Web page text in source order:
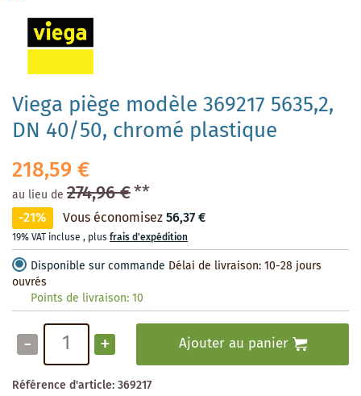
Viega piège modèle 369217 5635,2,
DN 40/50, chromé plastique
218,59 €
au lieu de 274,96 €**
-21% Vous économisez56,37 €
19% VAT incluse , plusfrais d'expédition
Disponible sur commande Délai de livraison: 10-28 jours
ouvrés
Points de livraison:10
- + Ajouter au panier
Référence d'article:369217
images
gallery